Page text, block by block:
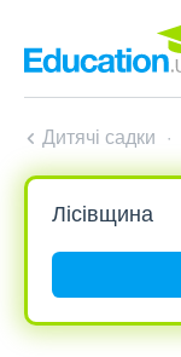
Дитячі садки